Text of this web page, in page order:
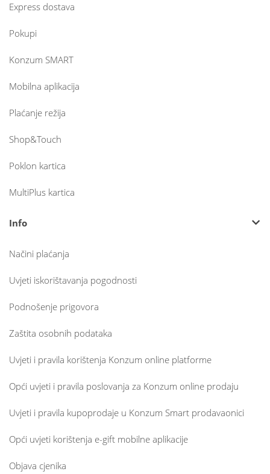
Express dostava
Pokupi
Konzum SMART
Mobilna aplikacija
Plaćanje režija
Shop&Touch
Poklon kartica
MultiPlus kartica
Info
Načini plaćanja
Uvjeti iskorištavanja pogodnosti
Podnošenje prigovora
Zaštita osobnih podataka
Uvjeti i pravila korištenja Konzum online platforme
Opći uvjeti i pravila poslovanja za Konzum online prodaju
Uvjeti i pravila kupoprodaje u Konzum Smart prodavaonici
Opći uvjeti korištenja e-gift mobilne aplikacije
Objava cjenika